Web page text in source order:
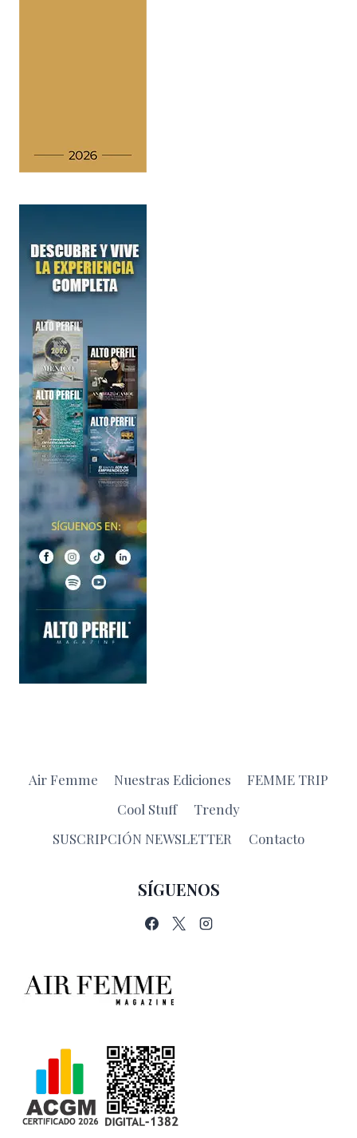
Air Femme Nuestras Ediciones
FEMME TRIP
Cool Stuff
Trendy
SUSCRIPCIÓN NEWSLETTER
Contacto
SÍGUENOS